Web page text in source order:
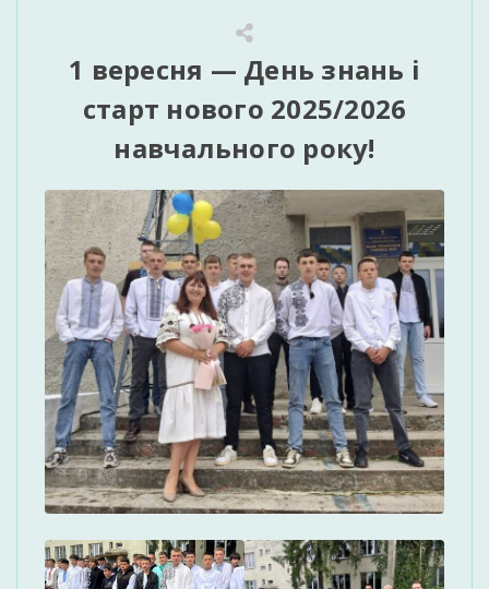
1 вересня — День знань і
старт нового 2025/2026
навчального року!